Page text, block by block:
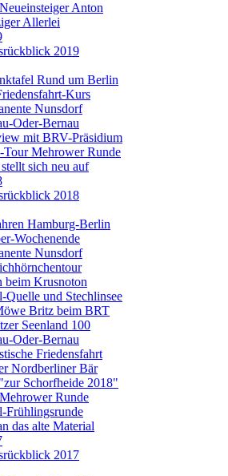
Anton
Allerlei
2019
Rund um Berlin
Kurs
Nunsdorf
Oder-Bernau
mit BRV-Präsidium
Mehrower Runde
sich neu auf
2018
Hamburg-Berlin
Wochenende
Nunsdorf
beim Krusnoton
Quelle und Stechlinsee
Britz beim BRT
Seenland 100
Oder-Bernau
Friedensfahrt
Nordberliner Bär
Schorfheide 2018"
Runde
Frühlingsrunde
das alte Material
2017